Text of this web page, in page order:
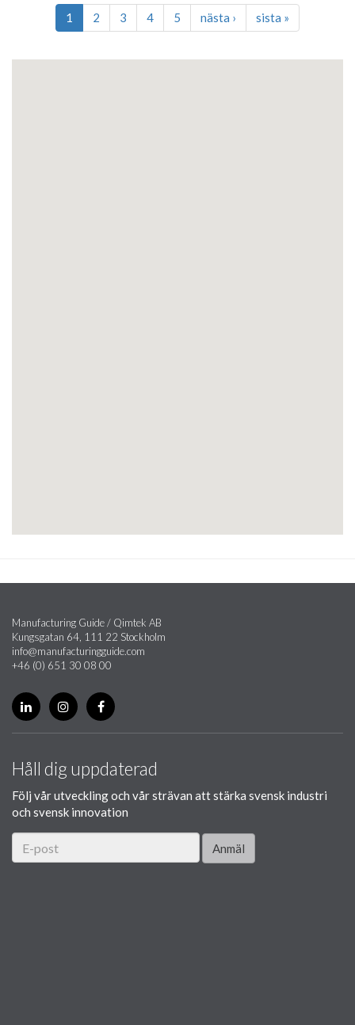
1 2 3 4 5 nästa › sista »
Manufacturing Guide / Qimtek AB
Kungsgatan 64, 111 22 Stockholm
info@manufacturingguide.com
+46 (0) 651 30 08 00
Håll dig uppdaterad
Följ vår utveckling och vår strävan att stärka svensk industri
och svensk innovation
Anmäl